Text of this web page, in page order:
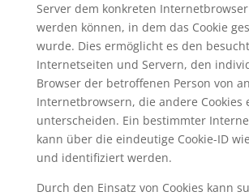
Server dem konkreten
werden können, in dem das Cookie
wurde. Dies ermöglicht es den
Internetseiten und Servern, den
Browser der betroffenen Person von
Internetbrowsern, die andere Cookies
unterscheiden. Ein bestimmter
kann über die eindeutige Cookie-ID
und identifiziert werden.
Durch den Einsatz von Cookies kann